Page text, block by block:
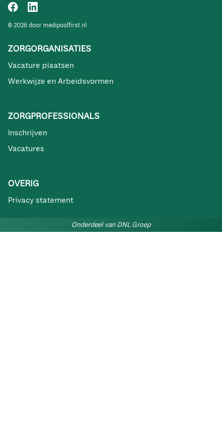
© 2026 door medipoolfirst.nl
ZORGORGANISATIES
Vacature plaatsen
Werkwijze en Arbeidsvormen
ZORGPROFESSIONALS
Inschrijven
Vacatures
OVERIG
Privacy statement
Onderdeel van DNL Groep